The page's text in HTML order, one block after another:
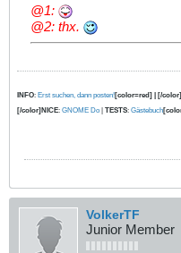
@1:
@2: thx.
INFO: Erst suchen, dann posten![color=red] | [/
[/color]NICE: GNOME Do TESTS: Gästebuch
VolkerTF
Junior Member